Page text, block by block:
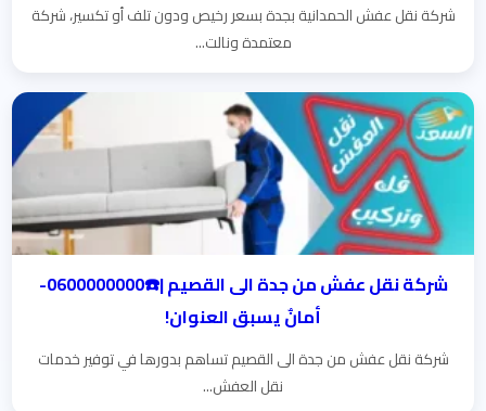
شركة نقل عفش الحمدانية بجدة بسعر رخيص ودون تلف أو تكسير، شركة
معتمدة ونالت...
شركة نقل عفش من جدة الى القصيم |☎️0600000000-
أمانٌ يسبق العنوان!
شركة نقل عفش من جدة الى القصيم تساهم بدورها في توفير خدمات
نقل العفش...